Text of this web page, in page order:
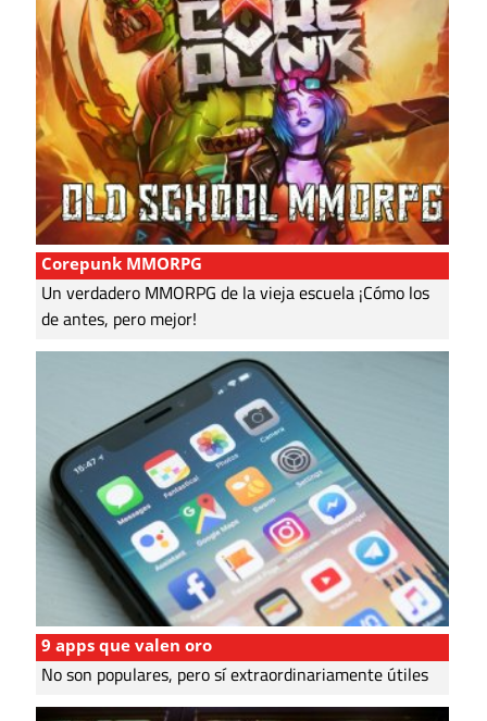
Corepunk MMORPG
Un verdadero MMORPG de la vieja escuela ¡Cómo los
de antes, pero mejor!
9 apps que valen oro
No son populares, pero sí extraordinariamente útiles